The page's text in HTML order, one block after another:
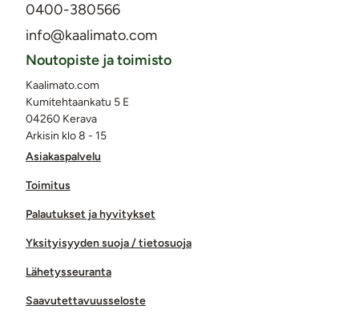
0400-380566
info@kaalimato.com
Asiakaspalvelu
Toimitus
Palautukset ja hyvitykset
Yksityisyyden suoja / tietosuoja
Lähetysseuranta
Saavutettavuusseloste
Noutopiste ja toimisto
Kaalimato.com
Kumitehtaankatu 5 E
04260 Kerava
Arkisin klo 8 - 15